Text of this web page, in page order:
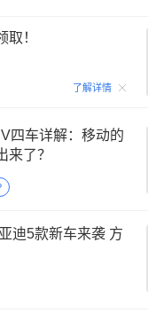
取！
了解详情
四车详解：移动的
来了？
迪5款新车来袭 方